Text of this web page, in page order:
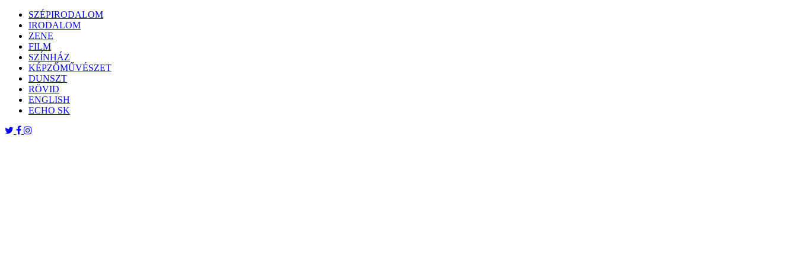
Skip
content
SZÉPIRODALOM
IRODALOM
ZENE
FILM
SZÍNHÁZ
KÉPZŐMŰVÉSZET
DUNSZT
RÖVID
ENGLISH
ECHO SK